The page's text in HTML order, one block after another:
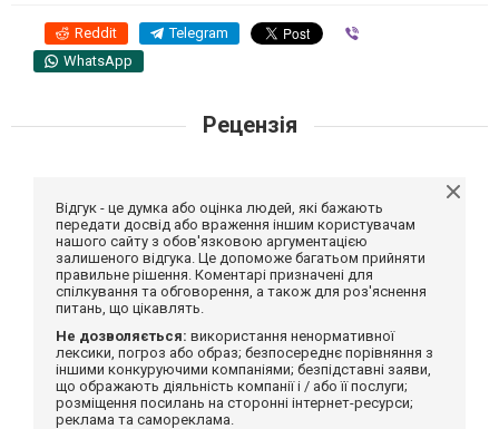
Reddit Telegram
WhatsApp
Рецензія
Відгук - це думка або оцінка людей, які бажають
передати досвід або враження іншим користувачам
нашого сайту з обов'язковою аргументацією
залишеного відгука. Це допоможе багатьом прийняти
правильне рішення. Коментарі призначені для
спілкування та обговорення, а також для роз'яснення
питань, що цікавлять.
Не дозволяється: використання ненормативної
лексики, погроз або образ; безпосереднє порівняння з
іншими конкуруючими компаніями; безпідставні заяви,
що ображають діяльність компанії і / або її послуги;
розміщення посилань на сторонні інтернет-ресурси;
реклама та самореклама.